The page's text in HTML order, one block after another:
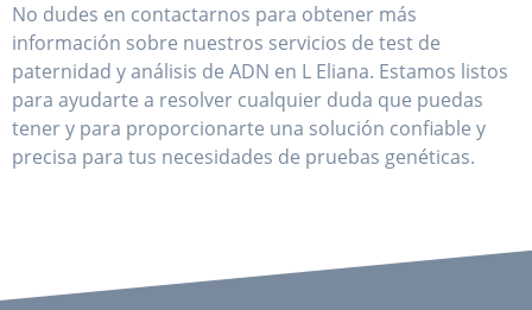
No dudes en contactarnos para obtener más
información sobre nuestros servicios de test de
paternidad y análisis de ADN en L Eliana. Estamos listos
para ayudarte a resolver cualquier duda que puedas
tener y para proporcionarte una solución confiable y
precisa para tus necesidades de pruebas genéticas.